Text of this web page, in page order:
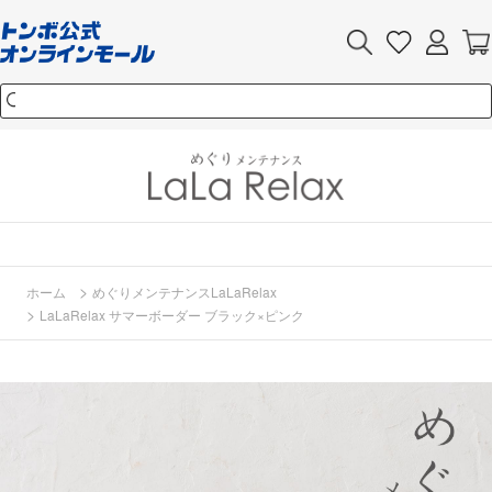
ホーム > めぐりメンテナンスLaLaRelax
> LaLaRelax サマーボーダー ブラック×ピンク